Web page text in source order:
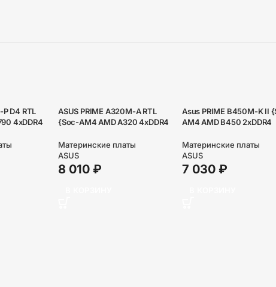
P D4 RTL
4xDDR4
ASUS PRIME A320M-A RTL
{Soc-AM4 AMD A320 4xDDR4
RAID+VGA+DVI+HDMI}
Материнские платы
ASUS
8 010 ₽
Asus PRIME B450M-K II
AM4 AMD B450 2xDDR4
RAID+VGA+DVI+HDMI}
Материнские платы
ASUS
7 030 ₽